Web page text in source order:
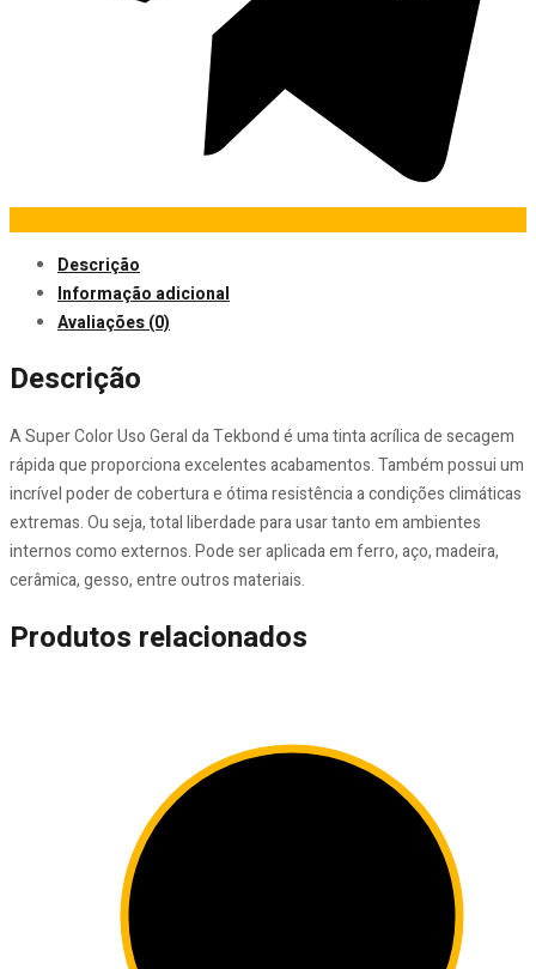
Descrição
Informação adicional
Avaliações (0)
Descrição
A Super Color Uso Geral da Tekbond é uma tinta acrílica de secagem
rápida que proporciona excelentes acabamentos. Também possui um
incrível poder de cobertura e ótima resistência a condições climáticas
extremas. Ou seja, total liberdade para usar tanto em ambientes
internos como externos. Pode ser aplicada em ferro, aço, madeira,
cerâmica, gesso, entre outros materiais.
Produtos relacionados